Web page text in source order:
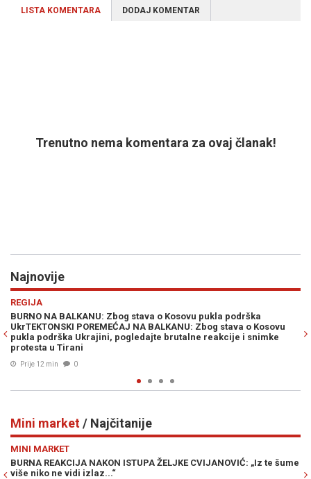
LISTA KOMENTARA DODAJ KOMENTAR
Trenutno nema komentara za ovaj članak!
Najnovije
o Kosovu
i snimke
CIK BiH RASPISAO OGLAS KOJI SVE ZANIMA: Nudi se
novčana naknada za rad na izborima, uslovi nikad
Prije 16 min
Mini market/ Najčitanije
„Iz te šumeODBROJAVANJE U REPUBLICI SRPSKOJ: Crnadak
režima –„Nije normalno da se u 21. vijeku pravi